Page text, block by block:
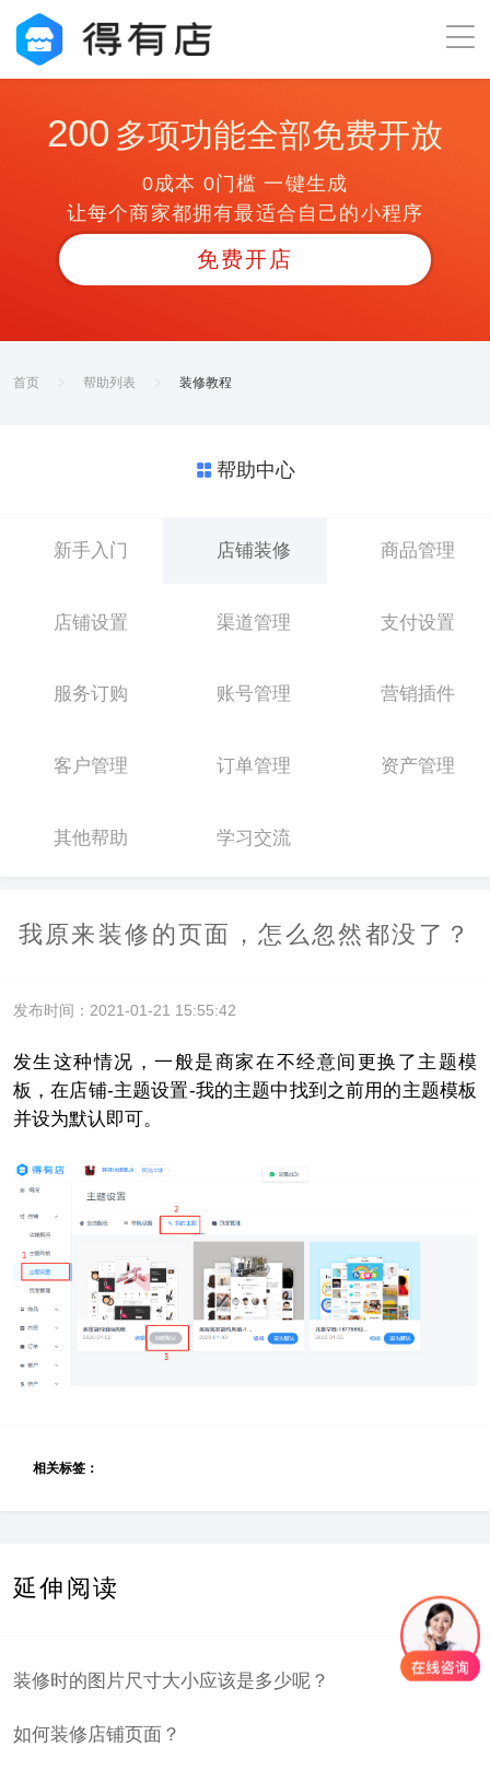
200 多项功能全部免费开放
0成本 0门槛 一键生成
让每个商家都拥有最适合自己的小程序
免费开店
首页 帮助列表 装修教程
帮助中心
新手入门 店铺装修 商品管理
店铺设置 渠道管理 支付设置
服务订购 账号管理 营销插件
客户管理 订单管理 资产管理
其他帮助 学习交流
我原来装修的页面，怎么忽然都没了？
发布时间：2021-01-21 15:55:42
发生这种情况，一般是商家在不经意间更换了主题模
板，在店铺-主题设置-我的主题中找到之前用的主题模板
并设为默认即可。
相关标签：
延伸阅读
装修时的图片尺寸大小应该是多少呢？
如何装修店铺页面？